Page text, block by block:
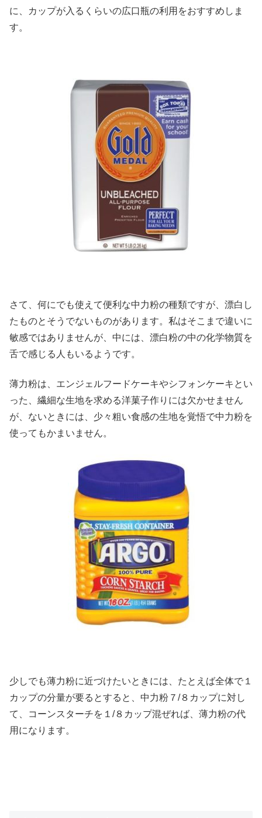
に、カップが入るくらいの広口瓶の利用をおすすめしま
す。
さて、何にでも使えて便利な中力粉の種類ですが、漂白し
たものとそうでないものがあります。私はそこまで違いに
敏感ではありませんが、中には、漂白粉の中の化学物質を
舌で感じる人もいるようです。
薄力粉は、エンジェルフードケーキやシフォンケーキとい
った、繊細な生地を求める洋菓子作りには欠かせません
が、ないときには、少々粗い食感の生地を覚悟で中力粉を
使ってもかまいません。
少しでも薄力粉に近づけたいときには、たとえば全体で１
カップの分量が要るとすると、中力粉７/８カップに対し
て、コーンスターチを１/８カップ混ぜれば、薄力粉の代
用になります。